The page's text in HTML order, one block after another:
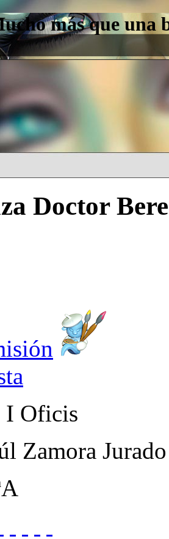
más que una
Doctor
I Oficis
Zamora Jurado